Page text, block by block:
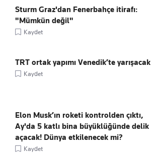
Sturm Graz'dan Fenerbahçe itirafı:
"Mümkün değil"
Kaydet
TRT ortak yapımı Venedik’te yarışacak
Kaydet
Elon Musk’ın roketi kontrolden çıktı,
Ay'da 5 katlı bina büyüklüğünde delik
açacak! Dünya etkilenecek mi?
Kaydet